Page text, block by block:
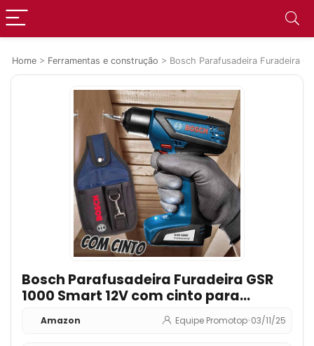
Home > Ferramentas e construção > Bosch Parafusadeira Furadeira
Bosch Parafusadeira Furadeira GSR
1000 Smart 12V com cinto para
Amazon Equipe Promotop•03/11/25